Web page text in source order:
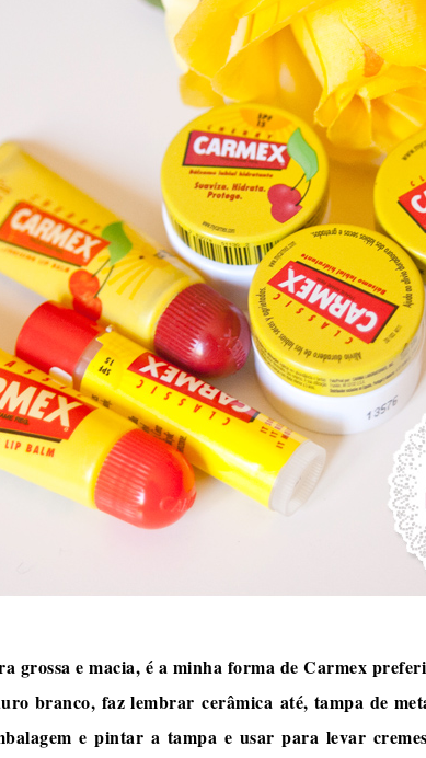
grossa e macia, é a minha forma de Carmex
branco, faz lembrar cerâmica até, tampa de
e pintar a tampa e usar para levar